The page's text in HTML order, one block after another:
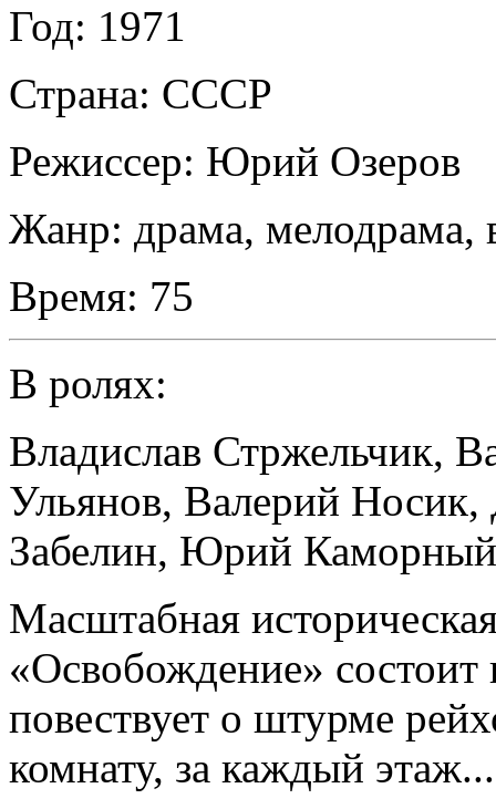
Год: 1971
Страна: СССР
Режиссер: Юрий Озеров
Жанр: драма, мелодрама,
Время: 75
В ролях:
Владислав Стржельчик,
Ульянов, Валерий Носик,
Забелин, Юрий Каморный
Масштабная
«Освобождение»
повествует о штурме
комнату, за каждый этаж...